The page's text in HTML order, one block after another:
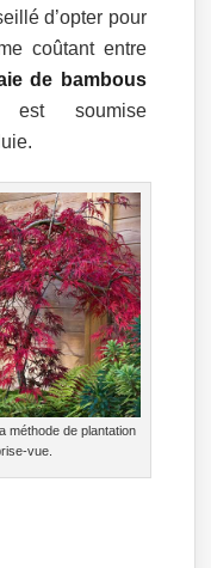
d’opter pour
coûtant entre
de bambous
soumise
méthode de plantation
vue.